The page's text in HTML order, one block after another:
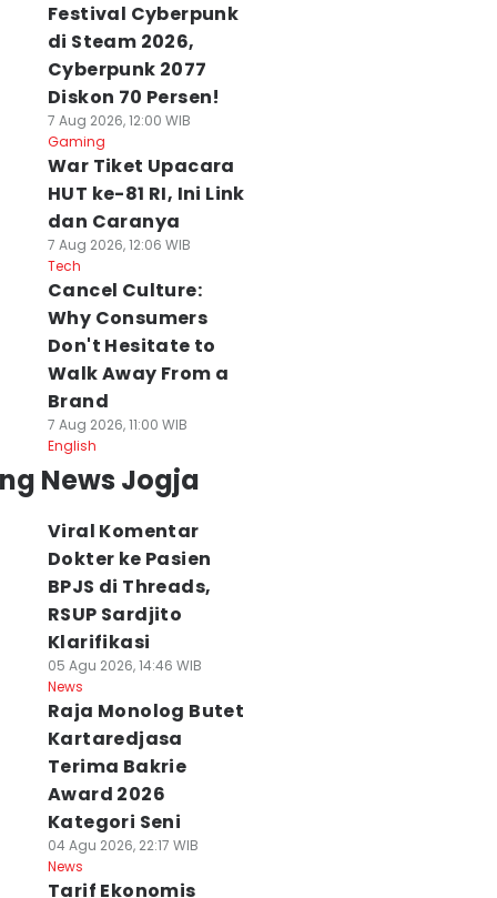
Unik
di JEC,
Matcha
Eksplorasi
Agu 2026, 15:54 WIB
Viral Komentar
Pasien BPJS di
Medsos, Sardjito
Hentikan Praktik
06 Agu 2026, 14:14 WIB
Festival Cyberpunk
di Steam 2026,
Cyberpunk 2077
Diskon 70 Persen!
7 Aug 2026, 12:00 WIB
Gaming
War Tiket Upacara
HUT ke-81 RI, Ini Link
dan Caranya
7 Aug 2026, 12:06 WIB
Tech
Cancel Culture:
Why Consumers
Don't Hesitate to
Walk Away From a
Brand
7 Aug 2026, 11:00 WIB
English
News Jogja
Viral Komentar
Dokter ke Pasien
BPJS di Threads,
RSUP Sardjito
Klarifikasi
05 Agu 2026, 14:46 WIB
News
Raja Monolog Butet
Kartaredjasa
Terima Bakrie
Award 2026
Kategori Seni
04 Agu 2026, 22:17 WIB
News
Tarif Ekonomis